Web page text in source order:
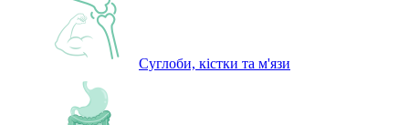
Суглоби, кістки та м'язи